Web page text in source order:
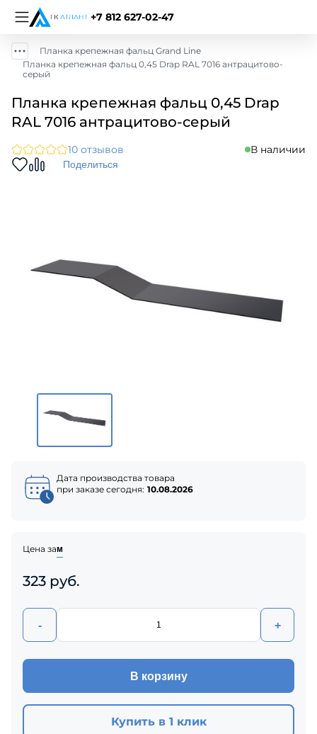
+7 812 627-02-47
Планка крепежная фальц Grand Line
Планка крепежная фальц 0,45 Drap RAL 7016 антрацитово-
серый
Планка крепежная фальц 0,45 Drap
RAL 7016 антрацитово-серый
10 отзывов В наличии
Поделиться
Дата производства товара
при заказе сегодня: 10.08.2026
Цена зам
323 руб.
- +
В корзину
Купить в 1 клик